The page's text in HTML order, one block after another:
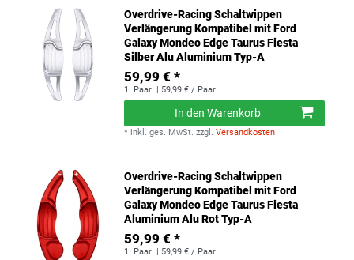
Overdrive-Racing Schaltwippen
Verlängerung Kompatibel mit Ford
Galaxy Mondeo Edge Taurus Fiesta
Silber Alu Aluminium Typ-A
59,99 € *
1 Paar | 59,99 € / Paar
In den Warenkorb
* inkl. ges. MwSt. zzgl.Versandkosten
Overdrive-Racing Schaltwippen
Verlängerung Kompatibel mit Ford
Galaxy Mondeo Edge Taurus Fiesta
Aluminium Alu Rot Typ-A
59,99 € *
1 Paar | 59,99 € / Paar